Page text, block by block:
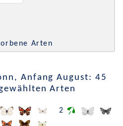
Arten
Anfang August: 45
Arten
2